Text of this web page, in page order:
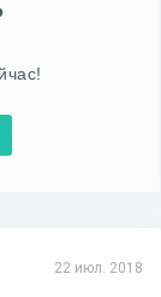
22 июл. 2018